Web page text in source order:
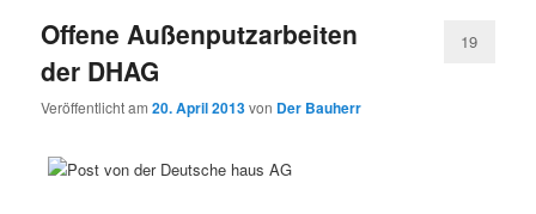
Offene Außenputzarbeiten
der DHAG
Veröffentlicht am20. April 2013von Der Bauherr
19